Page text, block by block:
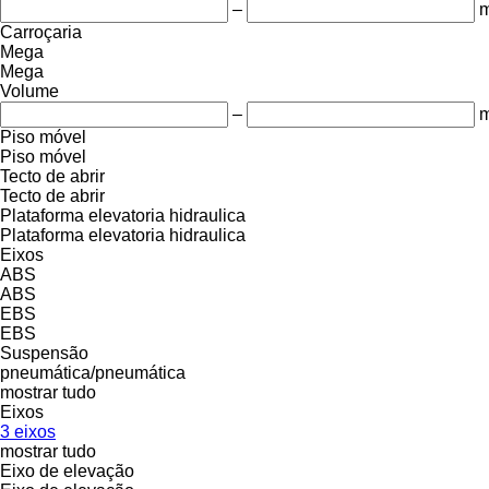
–
Carroçaria
Mega
Mega
Volume
–
Piso móvel
Piso móvel
Tecto de abrir
Tecto de abrir
Plataforma elevatoria hidraulica
Plataforma elevatoria hidraulica
Eixos
ABS
ABS
EBS
EBS
Suspensão
pneumática/pneumática
mostrar tudo
Eixos
3 eixos
mostrar tudo
Eixo de elevação